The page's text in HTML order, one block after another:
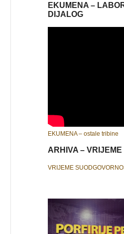
EKUMENA –
DIJALOG
EKUMENA – ostale tribine
ARHIVA – VRIJEME
VRIJEME